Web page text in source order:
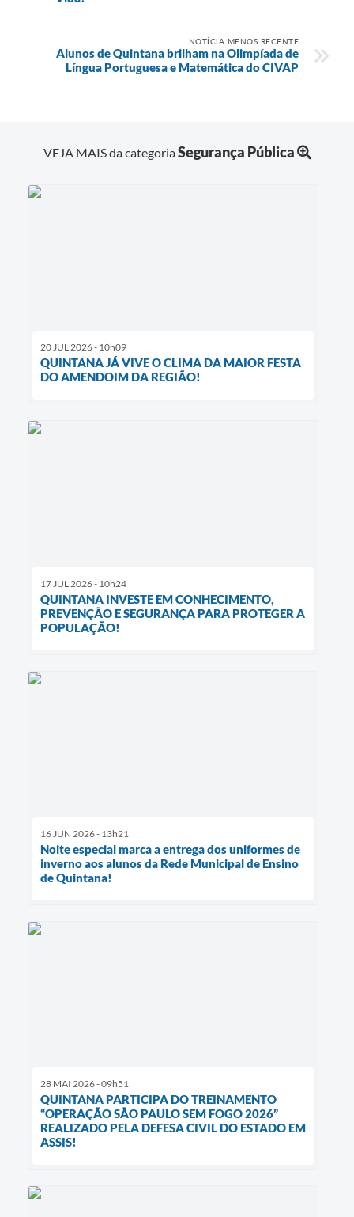
NOTÍCIA MENOS RECENTE
Alunos de Quintana brilham na Olimpíada de
Língua Portuguesa e Matemática do CIVAP
VEJA MAIS da categoriaSegurança Pública
20 JUL 2026 - 10h09
QUINTANA JÁ VIVE O CLIMA DA MAIOR FESTA
DO AMENDOIM DA REGIÃO!
17 JUL 2026 - 10h24
QUINTANA INVESTE EM CONHECIMENTO,
PREVENÇÃO E SEGURANÇA PARA PROTEGER A
POPULAÇÃO!
16 JUN 2026 - 13h21
Noite especial marca a entrega dos uniformes de
inverno aos alunos da Rede Municipal de Ensino
de Quintana!
28 MAI 2026 - 09h51
QUINTANA PARTICIPA DO TREINAMENTO
“OPERAÇÃO SÃO PAULO SEM FOGO 2026”
REALIZADO PELA DEFESA CIVIL DO ESTADO EM
ASSIS!